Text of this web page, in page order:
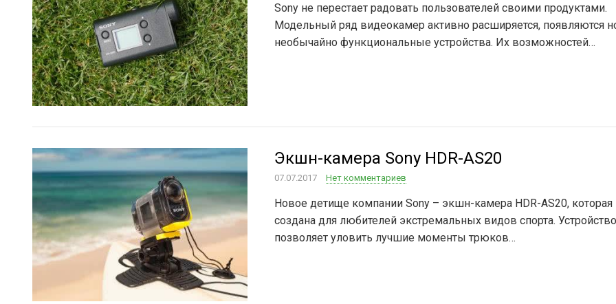
Sony не перестает радовать пользователей своими продуктами.
Модельный ряд видеокамер активно расширяется, появляются
необычайно функциональные устройства. Их возможностей…
Экшн-камера Sony HDR-AS20
07.07.2017 Нет комментариев
Новое детище компании Sony – экшн-камера HDR-AS20, которая
создана для любителей экстремальных видов спорта. Устройство
позволяет уловить лучшие моменты трюков…